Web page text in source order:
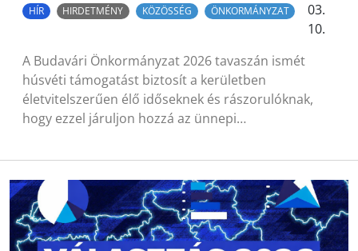
HÍR HIRDETMÉNY KÖZÖSSÉG ÖNKORMÁNYZAT
03.
10.
A Budavári Önkormányzat 2026 tavaszán ismét
húsvéti támogatást biztosít a kerületben
életvitelszerűen élő időseknek és rászorulóknak,
hogy ezzel járuljon hozzá az ünnepi…